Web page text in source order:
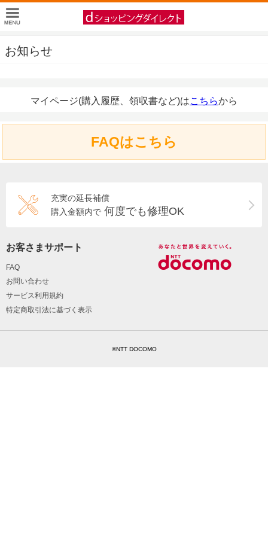
お知らせ
マイページ(購入履歴、領収書など)はこちらから
FAQはこちら
充実の延長補償
購入金額内で 何度でも修理OK
お客さまサポート
FAQ
お問い合わせ
サービス利用規約
特定商取引法に基づく表示
©NTT DOCOMO